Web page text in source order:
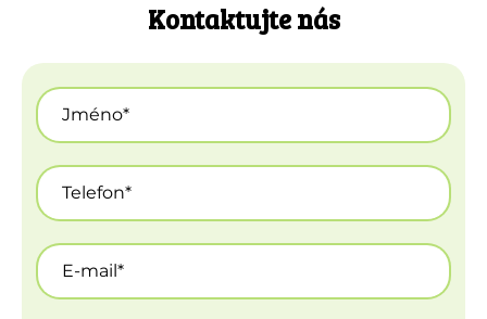
Kontaktujte nás